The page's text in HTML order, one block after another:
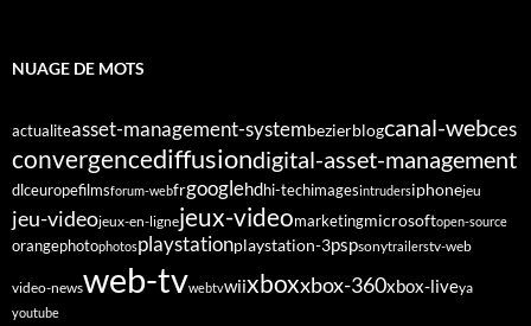
NUAGE DE MOTS
actualiteasset-management-systembezierblogcanal-webces
convergencediffusiondigital-asset-management
dlceuropefilmsforum-webfrgooglehdhi-techimagesintrudersiphonejeu
jeu-videojeux-en-lignejeux-videomarketingmicrosoftopen-source
orangephotophotosplaystationplaystation-3pspsonytrailerstv-web
video-newsweb-tvwebtvwiixboxxbox-360xbox-liveya
youtube